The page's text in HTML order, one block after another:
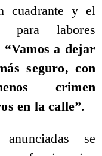
cuadrante y el
para labores
“Vamos a dejar
seguro, con
crimen
en la calle”.
se